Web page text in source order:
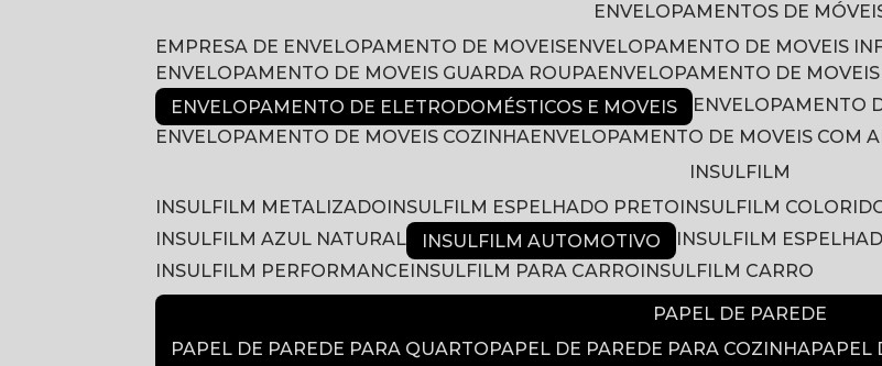
ENVELOPAMENTOS DE
EMPRESA DE ENVELOPAMENTO DE MOVEIS
ENVELOPAMENTO DE MOVEIS
ENVELOPAMENTO DE MOVEIS GUARDA ROUPA
ENVELOPAMENTO DE
ENVELOPAMENTO DE ELETRODOMÉSTICOS E MOVEIS
ENVELOPAMENTO
ENVELOPAMENTO DE MOVEIS COZINHA
ENVELOPAMENTO DE MOVEIS COM
INSULFILM
INSULFILM METALIZADO INSULFILM ESPELHADO PRETO INSULFILM
INSULFILM AZUL NATURAL
INSULFILM AUTOMOTIVO INSULFILM
INSULFILM PERFORMANCE INSULFILM PARA CARRO INSULFILM CARRO
PAPEL DE PAREDE
PAPEL DE PAREDE PARA QUARTO
PAPEL DE PAREDE PARA COZINHA